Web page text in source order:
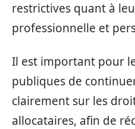
restrictives quant à
professionnelle et
Il est important pour
publiques de
clairement sur les
allocataires, afin de